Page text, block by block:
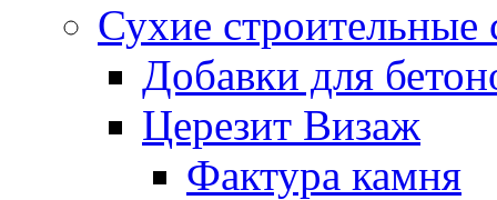
Сухие строительные
Добавки для
Церезит Визаж
Фактура камня